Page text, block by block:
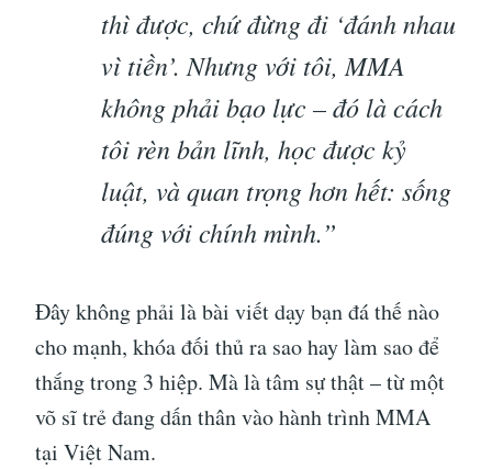
thì được, chứ đừng đi ‘đánh nhau
vì tiền’. Nhưng với tôi, MMA
không phải bạo lực – đó là cách
tôi rèn bản lĩnh, học được kỷ
luật, và quan trọng hơn hết: sống
đúng với chính mình.”
Đây không phải là bài viết dạy bạn đá thế nào
cho mạnh, khóa đối thủ ra sao hay làm sao để
thắng trong 3 hiệp. Mà là tâm sự thật – từ một
võ sĩ trẻ đang dấn thân vào hành trình MMA
tại Việt Nam.